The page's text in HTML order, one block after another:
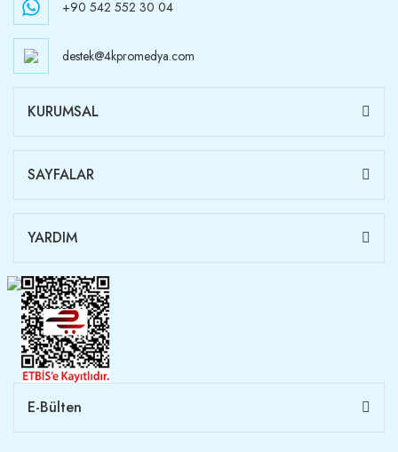
+90 542 552 30 04
destek@4kpromedya.com
KURUMSAL
SAYFALAR
YARDIM
E-Bülten